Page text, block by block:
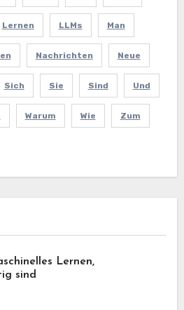
Lernen LLMs Man
Nachrichten Neue
Sich Sie Sind Und
Warum Wie Zum
Lernen,
sind